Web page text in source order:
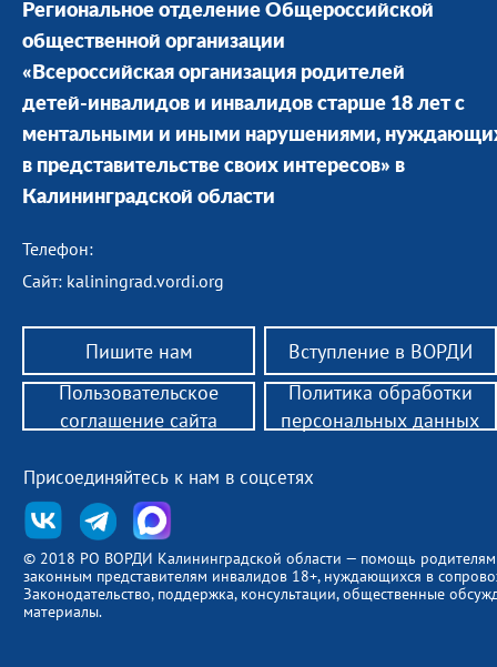
Региональное отделение Общероссийской
общественной организации
«Всероссийская организация родителей
детей-инвалидов и инвалидов старше 18 лет с
ментальными и иными нарушениями,
в представительстве своих интересов» в
Калининградской области
Телефон:
Сайт: kaliningrad.vordi.org
Пишите нам Вступление в ВОРДИ
© 2018 РО ВОРДИ Калининградской области — помощь
законным представителям инвалидов 18+, нуждающихся в
Законодательство, поддержка, консультации, общественные
материалы.
Присоединяйтесь к нам в соцсетях
Пользовательское
соглашение сайта
Политика обработки
персональных данных